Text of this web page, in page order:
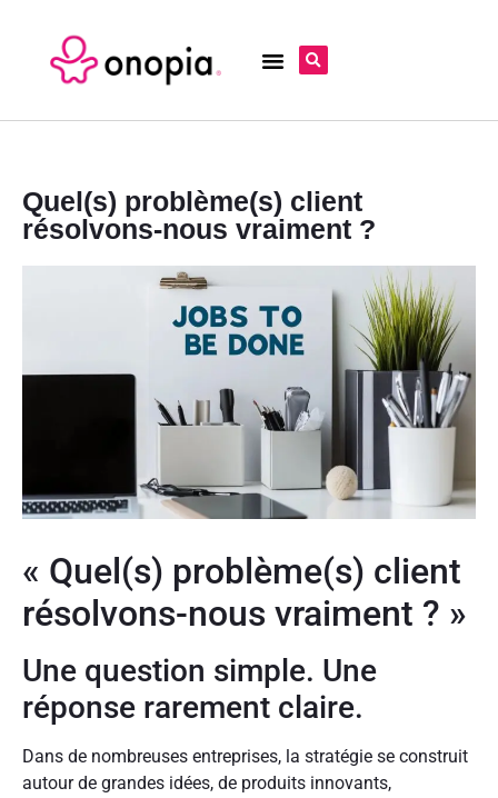
Quel(s) problème(s) client
résolvons-nous vraiment ?
« Quel(s) problème(s) client
résolvons-nous vraiment ? »
Une question simple. Une
réponse rarement claire.
Dans de nombreuses entreprises, la stratégie se construit
autour de grandes idées, de produits innovants,